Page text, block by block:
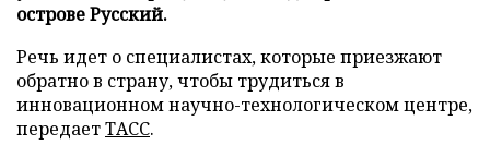
острове Русский.
Речь идет о специалистах, которые приезжают
обратно в страну, чтобы трудиться в
инновационном научно-технологическом центре,
передаетТАСС.